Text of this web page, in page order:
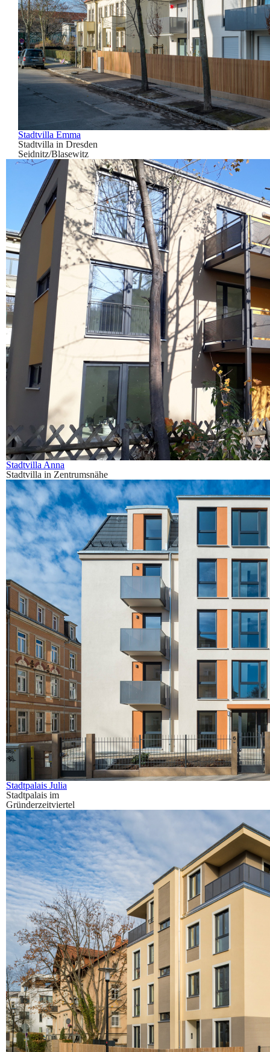
Stadtvilla Emma
Stadtvilla in Dresden
Seidnitz/Blasewitz
Stadtvilla Anna
Stadtvilla in Zentrumsnähe
Stadtpalais Julia
Stadtpalais im
Gründerzeitviertel